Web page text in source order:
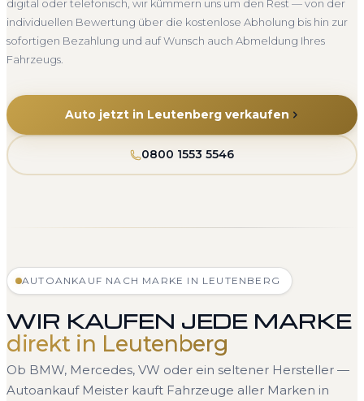
digital oder telefonisch, wir kümmern uns um den Rest — von der
individuellen Bewertung über die kostenlose Abholung bis hin zur
sofortigen Bezahlung und auf Wunsch auch Abmeldung Ihres
Fahrzeugs.
Auto jetzt in Leutenberg verkaufen
0800 1553 5546
AUTOANKAUF NACH MARKE IN LEUTENBERG
WIR KAUFEN JEDE MARKE
direkt in Leutenberg
Ob BMW, Mercedes, VW oder ein seltener Hersteller —
Autoankauf Meister kauft Fahrzeuge aller Marken in